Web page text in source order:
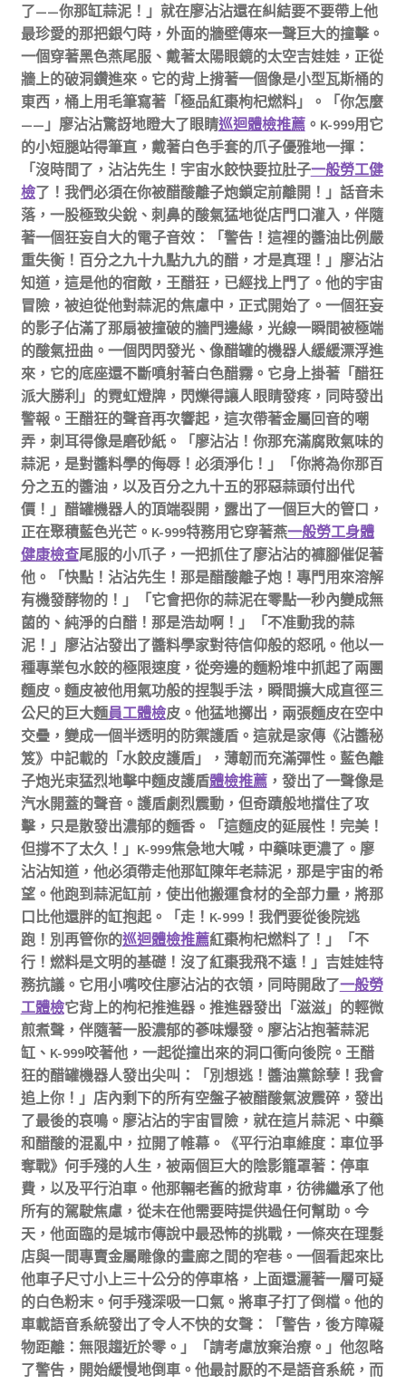
了——你那缸蒜泥！」就在廖沾沾還在糾結要不要帶上他
最珍愛的那把銀勺時，外面的牆壁傳來一聲巨大的撞擊。
一個穿著黑色燕尾服、戴著太陽眼鏡的太空吉娃娃，正從
牆上的破洞鑽進來。它的背上揹著一個像是小型瓦斯桶的
東西，桶上用毛筆寫著「極品紅棗枸杞燃料」。「你怎麼
——」廖沾沾驚訝地瞪大了眼睛巡迴體檢推薦。K-999用它
的小短腿站得筆直，戴著白色手套的爪子優雅地一揮：
「沒時間了，沾沾先生！宇宙水餃快要拉肚子一般勞工健
檢了！我們必須在你被醋酸離子炮鎖定前離開！」話音未
落，一股極致尖銳、刺鼻的酸氣猛地從店門口灌入，伴隨
著一個狂妄自大的電子音效：「警告！這裡的醬油比例嚴
重失衡！百分之九十九點九九的醋，才是真理！」廖沾沾
知道，這是他的宿敵，王醋狂，已經找上門了。他的宇宙
冒險，被迫從他對蒜泥的焦慮中，正式開始了。一個狂妄
的影子佔滿了那扇被撞破的牆門邊緣，光線一瞬間被極端
的酸氣扭曲。一個閃閃發光、像醋罐的機器人緩緩漂浮進
來，它的底座還不斷噴射著白色醋霧。它身上掛著「醋狂
派大勝利」的霓虹燈牌，閃爍得讓人眼睛發疼，同時發出
警報。王醋狂的聲音再次響起，這次帶著金屬回音的嘲
弄，刺耳得像是磨砂紙。「廖沾沾！你那充滿腐敗氣味的
蒜泥，是對醬料學的侮辱！必須淨化！」「你將為你那百
分之五的醬油，以及百分之九十五的邪惡蒜頭付出代
價！」醋罐機器人的頂端裂開，露出了一個巨大的管口，
正在聚積藍色光芒。K-999特務用它穿著燕一般勞工身體
健康檢查尾服的小爪子，一把抓住了廖沾沾的褲腳催促著
他。「快點！沾沾先生！那是醋酸離子炮！專門用來溶解
有機發酵物的！」「它會把你的蒜泥在零點一秒內變成無
菌的、純淨的白醋！那是浩劫啊！」「不准動我的蒜
泥！」廖沾沾發出了醬料學家對待信仰般的怒吼。他以一
種專業包水餃的極限速度，從旁邊的麵粉堆中抓起了兩團
麵皮。麵皮被他用氣功般的捏製手法，瞬間擴大成直徑三
公尺的巨大麵員工體檢皮。他猛地擲出，兩張麵皮在空中
交疊，變成一個半透明的防禦護盾。這就是家傳《沾醬秘
笈》中記載的「水餃皮護盾」，薄韌而充滿彈性。藍色離
子炮光束猛烈地擊中麵皮護盾體檢推薦，發出了一聲像是
汽水開蓋的聲音。護盾劇烈震動，但奇蹟般地擋住了攻
擊，只是散發出濃郁的麵香。「這麵皮的延展性！完美！
但撐不了太久！」K-999焦急地大喊，中藥味更濃了。廖
沾沾知道，他必須帶走他那缸陳年老蒜泥，那是宇宙的希
望。他跑到蒜泥缸前，使出他搬運食材的全部力量，將那
口比他還胖的缸抱起。「走！K-999！我們要從後院逃
跑！別再管你的巡迴體檢推薦紅棗枸杞燃料了！」「不
行！燃料是文明的基礎！沒了紅棗我飛不遠！」吉娃娃特
務抗議。它用小嘴咬住廖沾沾的衣領，同時開啟了一般勞
工體檢它背上的枸杞推進器。推進器發出「滋滋」的輕微
煎煮聲，伴隨著一股濃郁的蔘味爆發。廖沾沾抱著蒜泥
缸、K-999咬著他，一起從撞出來的洞口衝向後院。王醋
狂的醋罐機器人發出尖叫：「別想逃！醬油黨餘孽！我會
追上你！」店內剩下的所有空盤子被醋酸氣波震碎，發出
了最後的哀鳴。廖沾沾的宇宙冒險，就在這片蒜泥、中藥
和醋酸的混亂中，拉開了帷幕。《平行泊車維度：車位爭
奪戰》何手殘的人生，被兩個巨大的陰影籠罩著：停車
費，以及平行泊車。他那輛老舊的掀背車，彷彿繼承了他
所有的駕駛焦慮，從未在他需要時提供過任何幫助。今
天，他面臨的是城市傳說中最恐怖的挑戰，一條夾在理髮
店與一間專賣金屬雕像的畫廊之間的窄巷。一個看起來比
他車子尺寸小上三十公分的停車格，上面還灑著一層可疑
的白色粉末。何手殘深吸一口氣。將車子打了倒檔。他的
車載語音系統發出了令人不快的女聲：「警告，後方障礙
物距離：無限趨近於零。」「請考慮放棄治療。」他忽略
了警告，開始緩慢地倒車。他最討厭的不是語音系統，而